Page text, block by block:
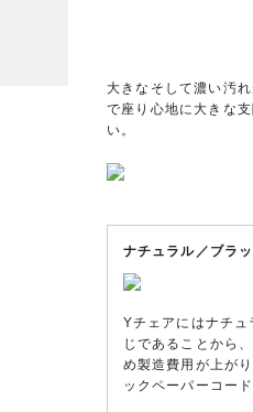
大きなそして濃い汚
で座り心地に大きな
い。
ナチュラル／ブラ
Yチェアにはナチ
じであることから
め製造費用が上が
ックペーパーコー